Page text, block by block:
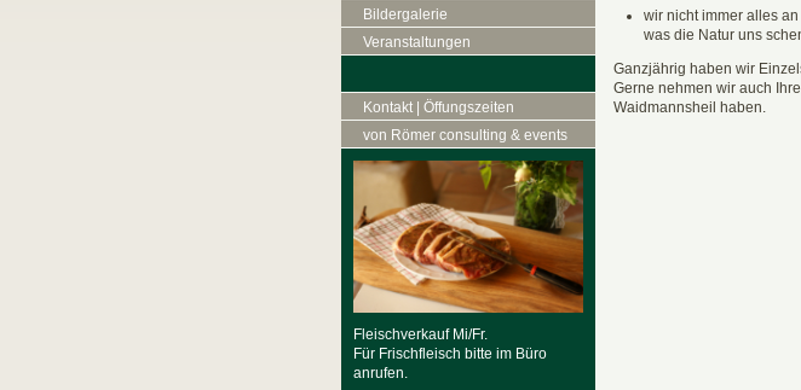
Bildergalerie
Veranstaltungen
Kontakt | Öffungszeiten
von Römer consulting & events
Fleischverkauf Mi/Fr.
Für Frischfleisch bitte im Büro
anrufen.
wir nicht immer alles
was die Natur uns
Ganzjährig haben wir
Gerne nehmen wir auch
Waidmannsheil haben.